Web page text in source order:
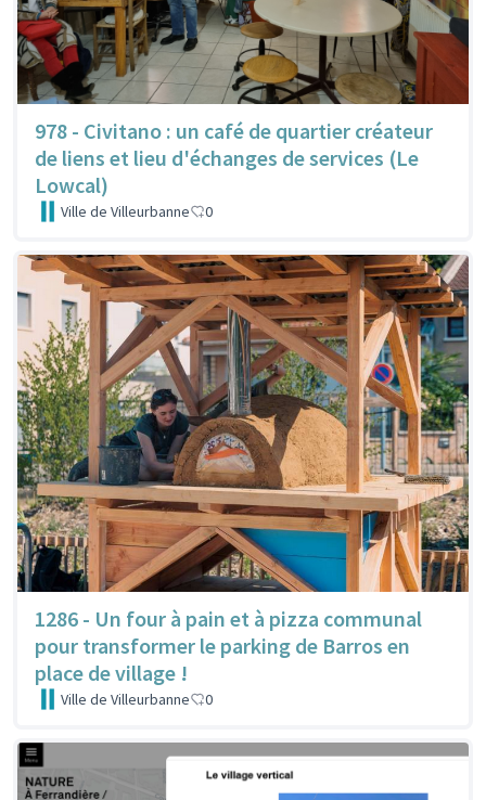
978 - Civitano : un café de quartier créateur
de liens et lieu d'échanges de services (Le
Lowcal)
Ville de Villeurbanne 0
1286 - Un four à pain et à pizza communal
pour transformer le parking de Barros en
place de village !
Ville de Villeurbanne 0